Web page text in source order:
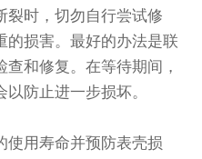
时，切勿自行尝试修
的损害。最好的办法是联
和修复。在等待期间，
防止进一步损坏。
用寿命并预防表壳损